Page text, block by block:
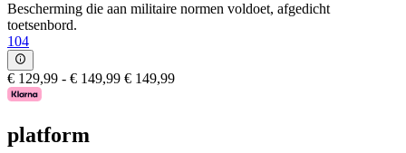
Bescherming die aan militaire normen voldoet, afgedicht
toetsenbord.
104
€ 129,99 - € 149,99 € 149,99
platform